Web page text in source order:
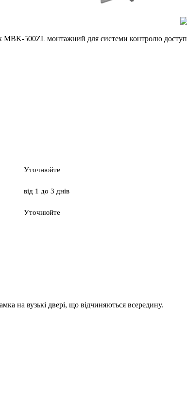
Уточнюйте
від 1 до 3 днів
Уточнюйте
на вузькі двері, що відчиняються всередину.